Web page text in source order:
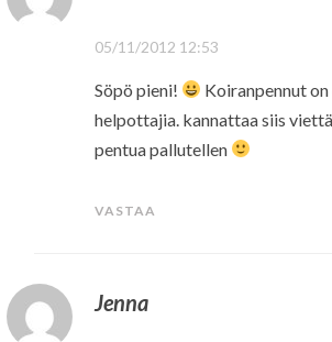
05/11/2012 12:53
Söpö pieni!
Koiranpennut
helpottajia. kannattaa siis
pentua pallutellen
VASTAA
Jenna